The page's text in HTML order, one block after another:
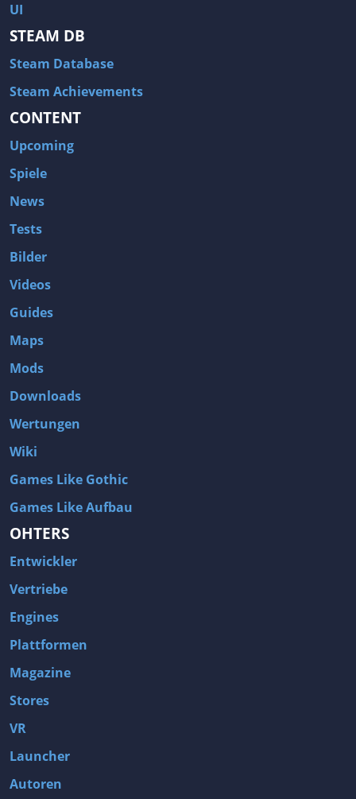
UI
STEAM DB
Steam Database
Steam Achievements
CONTENT
Upcoming
Spiele
News
Tests
Bilder
Videos
Guides
Maps
Mods
Downloads
Wertungen
Wiki
Games Like Gothic
Games Like Aufbau
OHTERS
Entwickler
Vertriebe
Engines
Plattformen
Magazine
Stores
VR
Launcher
Autoren